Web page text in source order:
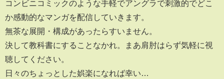
コンビニコミックのような手軽でアングラで刺激的でどこ
か感動的なマンガを配信していきます。
無茶な展開・構成があったらすいません。
決して教科書にすることなかれ。まあ肩肘はらず気軽に視
聴してください。
日々のちょっとした娯楽になれば幸い…